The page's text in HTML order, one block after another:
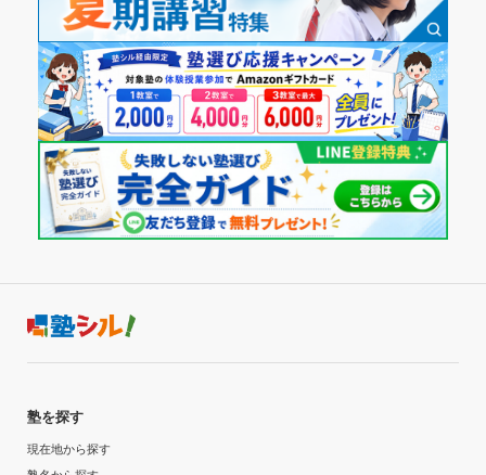
塾を探す
現在地から探す